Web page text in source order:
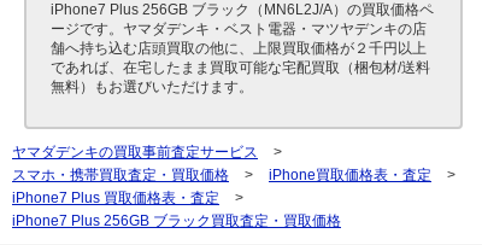
iPhone7 Plus 256GB ブラック（MN6L2J/A）の買取価格ペ
ージです。ヤマダデンキ・ベスト電器・マツヤデンキの店
舗へ持ち込む店頭買取の他に、上限買取価格が２千円以上
であれば、在宅したまま買取可能な宅配買取（梱包材/送料
無料）もお選びいただけます。
ヤマダデンキの買取事前査定サービス
>
スマホ・携帯買取査定・買取価格
> iPhone買取価格表・査定
>
iPhone7 Plus 買取価格表・査定
>
iPhone7 Plus 256GB ブラック買取査定・買取価格